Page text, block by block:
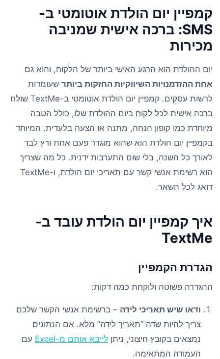
קמפיין יום הולדת אוטומטי ב-
SMS: ברכה אישית שמניבה
מכירות
יום ההולדת הוא הרגע האישי ביותר של הלקוח, והוא גם
אחת ההזדמנויות השיווקיות החזקות ביותר שעומדות
לרשות עסקים. קמפיין יום הולדת אוטומטי ב-TextMe שולח
ברכה אישית לכל לקוח ביום ההולדת שלו, כולל הטבה
מיוחדת כמו קופון הנחה, מתנה או הצעה בלעדית. המיוחד
בקמפיין יום הולדת הוא שהוא מוגדר פעם אחת ורץ לבד
לאורך כל השנה, בלי שום התערבות ידנית. כל מה שצריך
הוא רשימת אנשי קשר עם תאריכי יום הולדת, ו-TextMe
דואג לכל השאר.
איך קמפיין יום הולדת עובד ב-
TextMe
הגדרת הקמפיין
ההגדרה פשוטה ולוקחת כמה דקות:
ודאו שיש תאריכי לידה – ברשימת אנשי הקשר שלכם
צריך להיות שדה “תאריך לידה” מלא. אם הנתונים
נמצאים בקובץ חיצוני, ניתן לייבא אותם מ-Excel
עם
העמודה המתאימה.